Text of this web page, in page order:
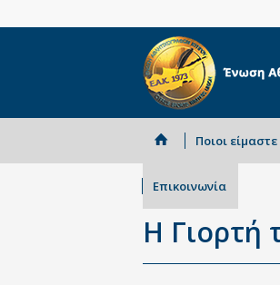
Ποιοι είμαστε
Επικοινωνία
Η Γιορτή